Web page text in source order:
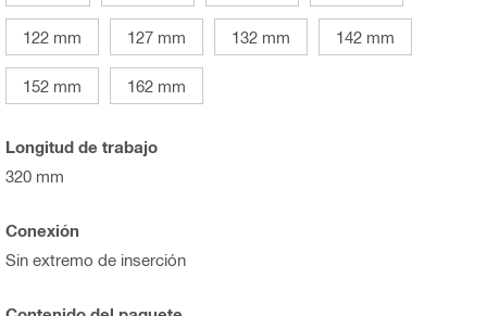
122 mm 127 mm 132 mm 142 mm
152 mm 162 mm
Longitud de trabajo
320 mm
Conexión
Sin extremo de inserción